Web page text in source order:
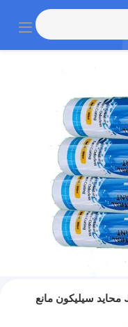
Junbond Anti Mildew Sealant Rtv محايد سيليكون مانع